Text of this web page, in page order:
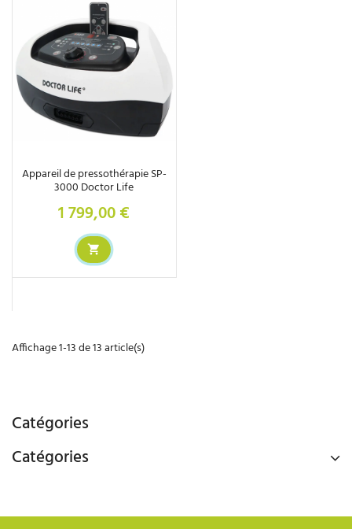
Appareil de pressothérapie SP-
3000 Doctor Life
Prix
1 799,00 €
Affichage 1-13 de 13 article(s)
Catégories
Catégories